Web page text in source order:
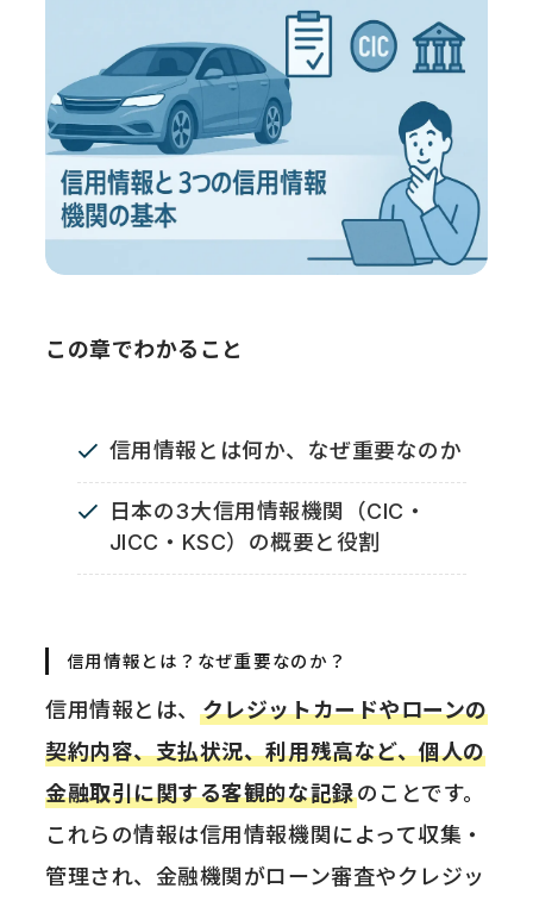
この章でわかること
信用情報とは何か、なぜ重要なのか
日本の3大信用情報機関（CIC・
JICC・KSC）の概要と役割
信用情報とは？なぜ重要なのか？
信用情報とは、 クレジットカードやローンの
契約内容、支払状況、利用残高など、個人の
金融取引に関する客観的な記録のことです。
これらの情報は信用情報機関によって収集・
管理され、金融機関がローン審査やクレジッ